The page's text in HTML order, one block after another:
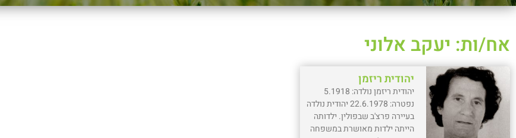
אח/ות: יעקב אלוני
יהודית ריזמן
יהודית ריזמן נולדה: 5.1918
נפטרה: 22.6.1978 יהודית נולדה
בעיירה פרצ'ב שבפולין. ילדותה
הייתה ילדות מאושרת במשפחה